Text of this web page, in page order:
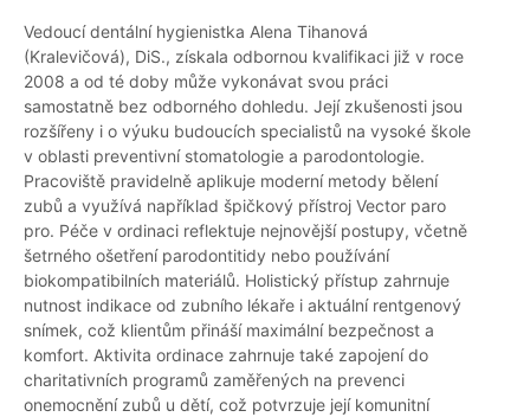
Vedoucí dentální hygienistka Alena Tihanová
(Kralevičová), DiS., získala odbornou kvalifikaci již v roce
2008 a od té doby může vykonávat svou práci
samostatně bez odborného dohledu. Její zkušenosti jsou
rozšířeny i o výuku budoucích specialistů na vysoké škole
v oblasti preventivní stomatologie a parodontologie.
Pracoviště pravidelně aplikuje moderní metody bělení
zubů a využívá například špičkový přístroj Vector paro
pro. Péče v ordinaci reflektuje nejnovější postupy, včetně
šetrného ošetření parodontitidy nebo používání
biokompatibilních materiálů. Holistický přístup zahrnuje
nutnost indikace od zubního lékaře i aktuální rentgenový
snímek, což klientům přináší maximální bezpečnost a
komfort. Aktivita ordinace zahrnuje také zapojení do
charitativních programů zaměřených na prevenci
onemocnění zubů u dětí, což potvrzuje její komunitní